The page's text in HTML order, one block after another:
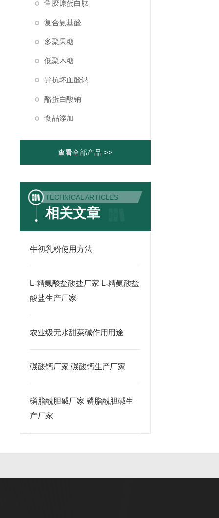
鱼胶原蛋白肽
复合氨基酸
多聚果糖
低聚木糖
异抗坏血酸钠
酪蛋白酸钠
食品添加
查看全部产品 >>
TECHNICAL ARTICLES
相关文章
牛初乳粉使用方法
L-精氨酸盐酸盐厂家 L-精氨酸盐
酸盐生产厂家
农业级无水甜菜碱作用用途
碳酸钙厂家 碳酸钙生产厂家
磷脂酰胆碱厂家 磷脂酰胆碱生
产厂家